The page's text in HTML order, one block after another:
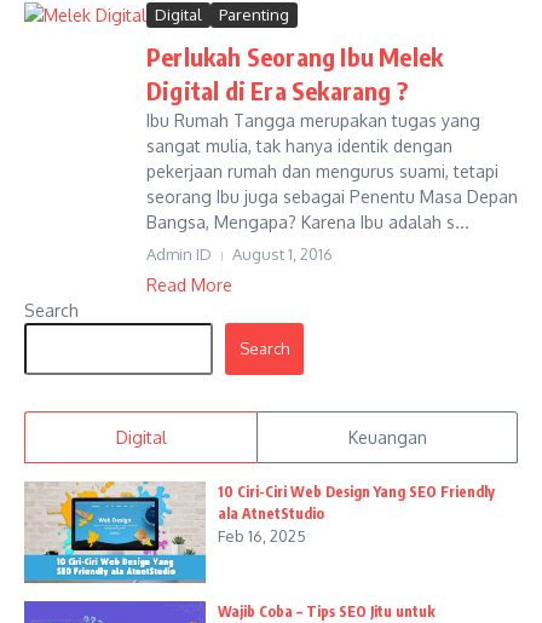
Digital Parenting
Perlukah Seorang Ibu Melek
Digital di Era Sekarang ?
Ibu Rumah Tangga merupakan tugas yang
sangat mulia, tak hanya identik dengan
pekerjaan rumah dan mengurus suami, tetapi
seorang Ibu juga sebagai Penentu Masa Depan
Bangsa, Mengapa? Karena Ibu adalah s...
Admin ID August 1, 2016
Read More
Search
Search
Digital Keuangan
10 Ciri-Ciri Web Design Yang SEO Friendly
ala AtnetStudio
Feb 16, 2025
Wajib Coba – Tips SEO Jitu untuk